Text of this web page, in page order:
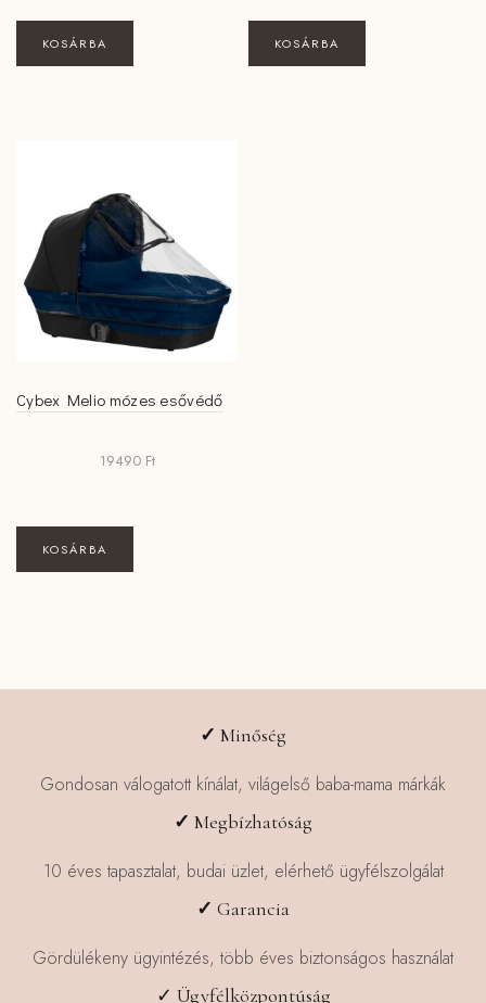
KOSÁRBA KOSÁRBA
Cybex Melio mózes esővédő
19490 Ft
KOSÁRBA
✓ Minőség
Gondosan válogatott kínálat, világelső baba-mama márkák
✓ Megbízhatóság
10 éves tapasztalat, budai üzlet, elérhető ügyfélszolgálat
✓ Garancia
Gördülékeny ügyintézés, több éves biztonságos használat
✓ Ügyfélközpontúság